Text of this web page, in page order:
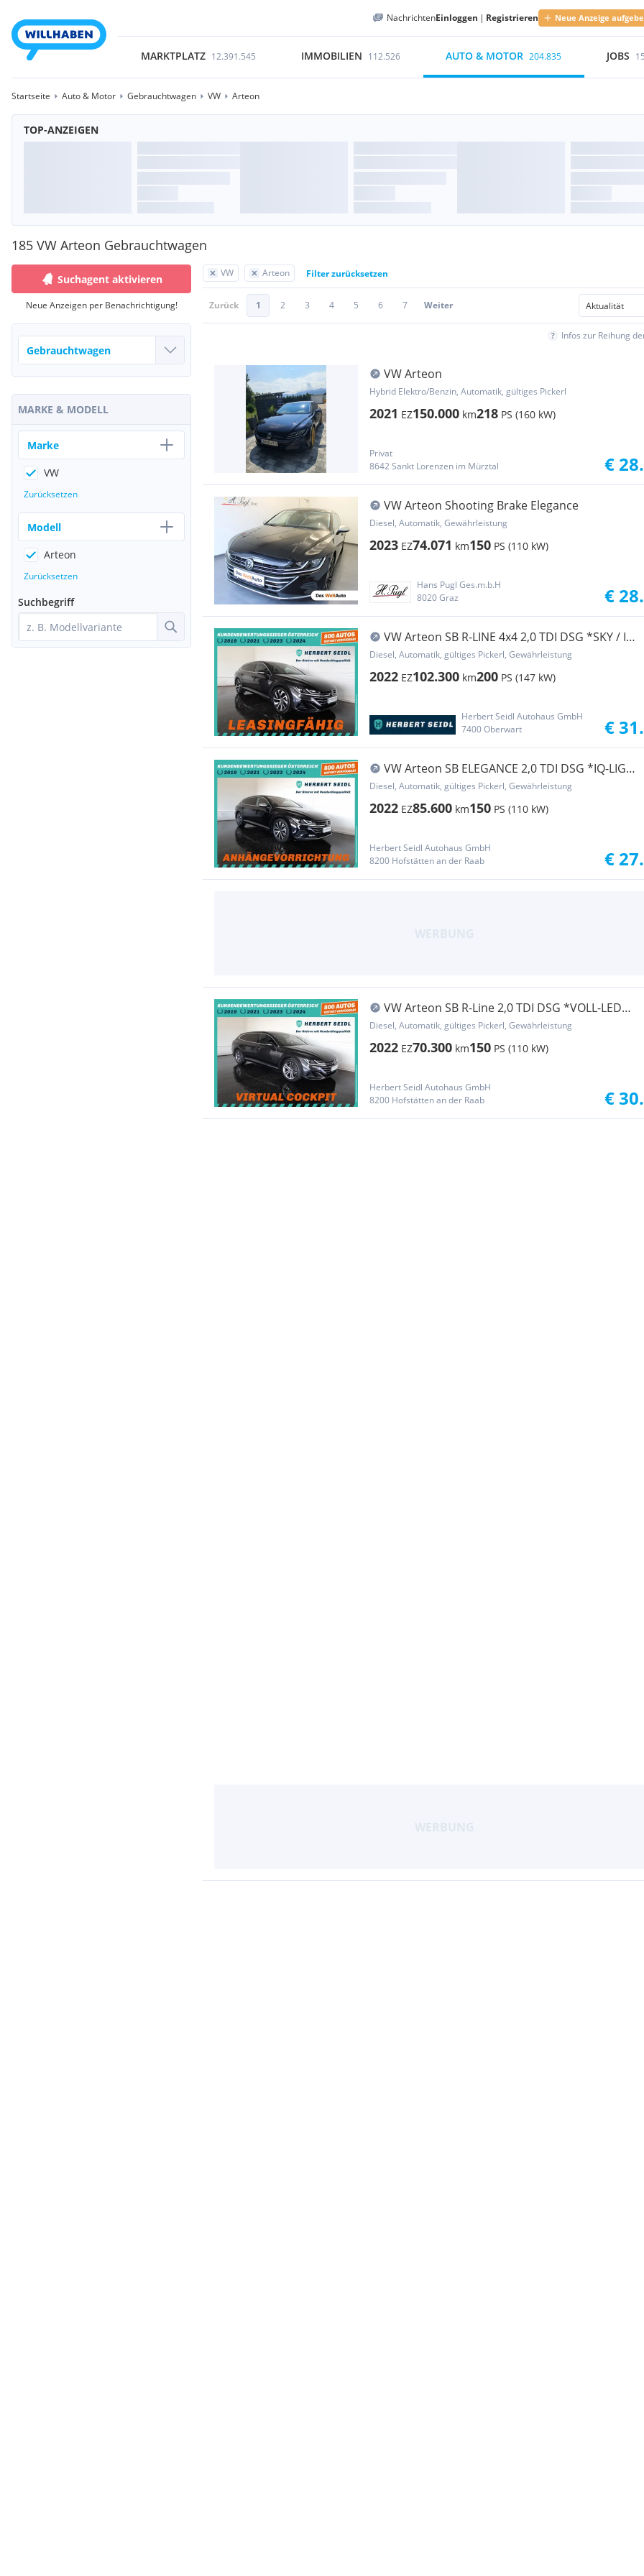
NachrichtenEinloggen | Registrieren Neue Anzeige
MARKTPLATZ 12.391.545 IMMOBILIEN 112.526 AUTO & MOTOR 204.835 JOBS
Startseite Auto & Motor Gebrauchtwagen VW Arteon
TOP-ANZEIGEN
185 VW Arteon Gebrauchtwagen
VW Arteon Filter zurücksetzen
Zurück 1 2 3 4 5 6 7 Weiter
Infos zur Reihung
VW Arteon
Hybrid Elektro/Benzin, Automatik, gültiges Pickerl
2021 EZ150.000 km218 PS (160 kW)
Privat
8642 Sankt Lorenzen im Mürztal
€
VW Arteon Shooting Brake Elegance
Diesel, Automatik, Gewährleistung
2023 EZ74.071 km150 PS (110 kW)
Hans Pugl Ges.m.b.H
8020 Graz
€
VW Arteon SB R-LINE 4x4 2,0 TDI DSG *SKY / IQ
LIGH...
Diesel, Automatik, gültiges Pickerl, Gewährleistung
2022 EZ102.300 km200 PS (147 kW)
Herbert Seidl Autohaus GmbH
7400 Oberwart
€
VW Arteon SB ELEGANCE 2,0 TDI DSG *IQ-LIGHT
LED / ...
Diesel, Automatik, gültiges Pickerl, Gewährleistung
2022 EZ85.600 km150 PS (110 kW)
Herbert Seidl Autohaus GmbH
8200 Hofstätten an der Raab
€
VW Arteon SB R-Line 2,0 TDI DSG *VOLL-LED
MIT FLA ...
Diesel, Automatik, gültiges Pickerl, Gewährleistung
2022 EZ70.300 km150 PS (110 kW)
Herbert Seidl Autohaus GmbH
8200 Hofstätten an der Raab
€
Suchagent aktivieren
Neue Anzeigen per Benachrichtigung!
MARKE & MODELL
Marke
VW
Zurücksetzen
Modell
Arteon
Zurücksetzen
Suchbegriff